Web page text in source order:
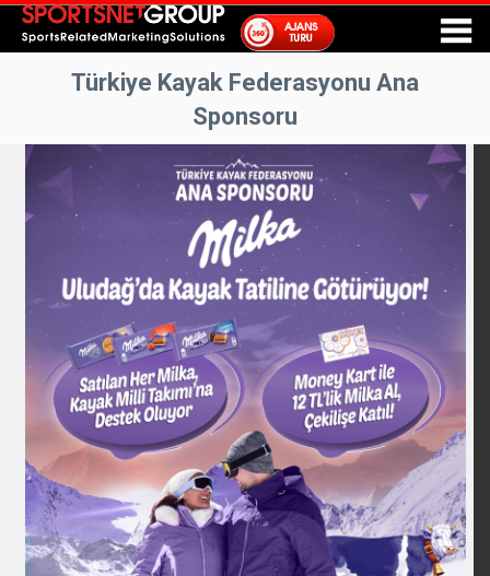
Türkiye Kayak Federasyonu Ana
Sponsoru